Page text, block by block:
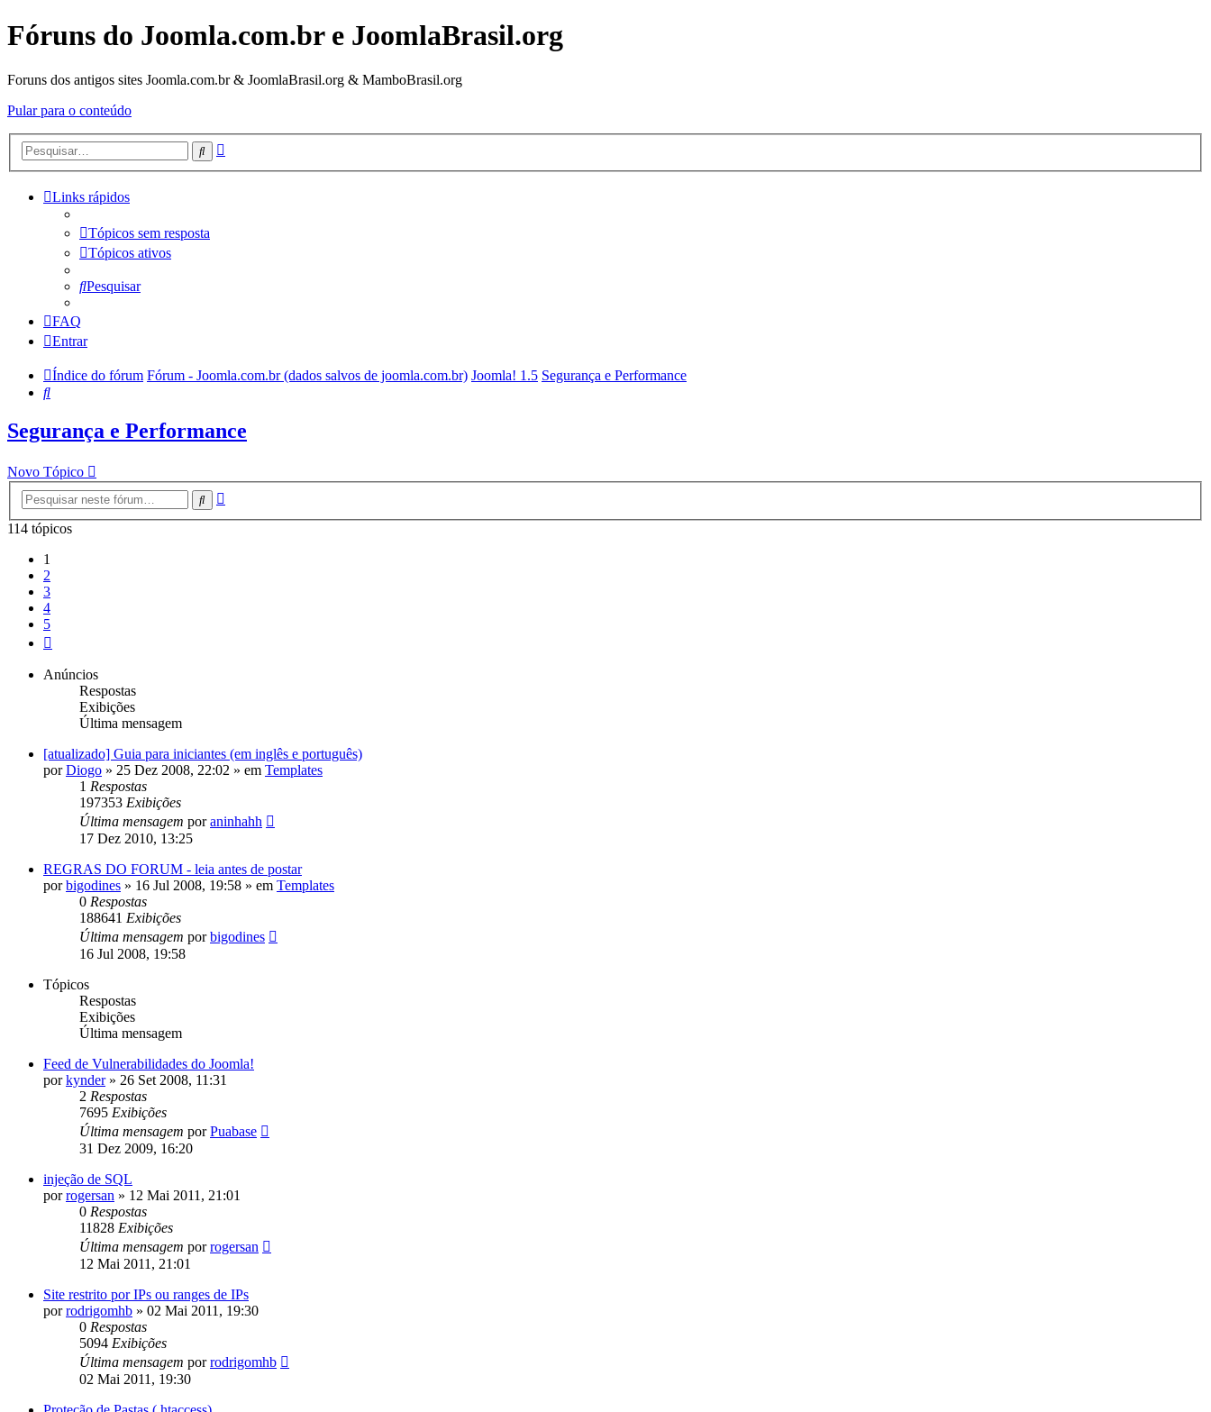
Fóruns do Joomla.com.br e JoomlaBrasil.org
Foruns dos antigos sites Joomla.com.br & JoomlaBrasil.org & MamboBrasil.org
Pular para o conteúdo
Pesquisar
Links rápidos
Tópicos sem resposta
Tópicos ativos
Pesquisar
FAQ
Entrar
Índice do fórum Fórum - Joomla.com.br (dados salvos de joomla.com.br) Joomla! 1.5 Segurança e Performance
Pesquisar
Segurança e Performance
Novo Tópico
Pesquisar
114 tópicos
1
2
3
4
5
Anúncios
Respostas
Exibições
Última mensagem
[atualizado] Guia para iniciantes (em inglês e português)
porDiogo » 25 Dez 2008, 22:02 » em Templates
1 Respostas
197353 Exibições
Última mensagem poraninhahh
17 Dez 2010, 13:25
REGRAS DO FORUM - leia antes de postar
porbigodines » 16 Jul 2008, 19:58 » em Templates
0 Respostas
188641 Exibições
Última mensagem porbigodines
16 Jul 2008, 19:58
Tópicos
Respostas
Exibições
Última mensagem
Feed de Vulnerabilidades do Joomla!
porkynder» 26 Set 2008, 11:31
2 Respostas
7695 Exibições
Última mensagem porPuabase
31 Dez 2009, 16:20
injeção de SQL
porrogersan » 12 Mai 2011, 21:01
0 Respostas
11828 Exibições
Última mensagem porrogersan
12 Mai 2011, 21:01
Site restrito por IPs ou ranges de IPs
porrodrigomhb » 02 Mai 2011, 19:30
0 Respostas
5094 Exibições
Última mensagem porrodrigomhb
02 Mai 2011, 19:30